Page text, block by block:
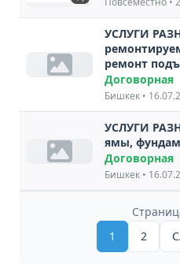
УСЛУГИ
ремонт
электропилой
Договорная
Бишкек •
УСЛУГИ
ямы,
Договорная
Бишкек •
1
2